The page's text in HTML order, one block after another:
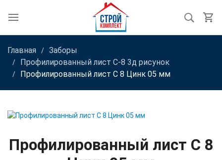
Главная
Заборы
Профилированный лист С-8 3д рисунок
Профилированный лист С 8 Цинк 05 мм
Профилированный лист С 8